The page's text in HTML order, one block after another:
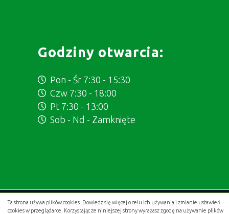
Ta strona używa plików cookies. Dowiedz się więcej o celu ich używania i zmianie ustawień
cookies w przeglądarce. Korzystając ze niniejszej strony wyrażasz zgodę na używanie plików
Godziny otwarcia:
Pon - Śr 7:30 - 15:30
Czw 7:30 - 18:00
Pt 7:30 - 13:00
Sob - Nd - Zamknięte
Projekt i wykonanie:.gold studio digital